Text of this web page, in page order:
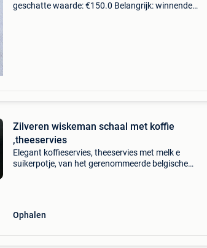
geschatte waarde: €150.0 Belangrijk: winnende
Zilveren wiskeman schaal met koffie
,theeservies
Elegant koffieservies, theeservies met melk e
suikerpotje, van het gerenommeerde belgische
Ophalen